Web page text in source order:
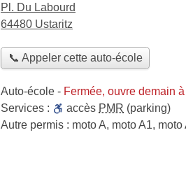
Pl. Du Labourd
64480 Ustaritz
📞 Appeler cette auto-école
Auto-école - Fermée, ouvre demain
Services :
accès PMR (parking)
Autre permis : moto A, moto A1, moto